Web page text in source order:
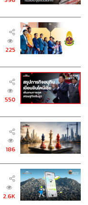
225
550
186
2.6K